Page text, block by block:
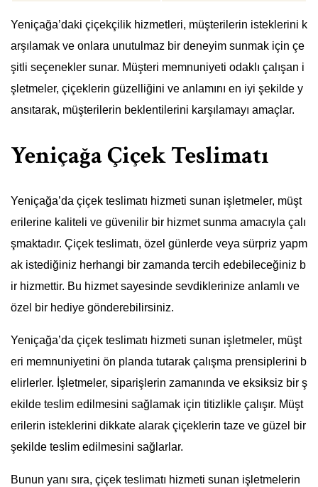
Yeniçağa’daki çiçekçilik hizmetleri, müşterilerin isteklerini k
arşılamak ve onlara unutulmaz bir deneyim sunmak için çe
şitli seçenekler sunar. Müşteri memnuniyeti odaklı çalışan i
şletmeler, çiçeklerin güzelliğini ve anlamını en iyi şekilde y
ansıtarak, müşterilerin beklentilerini karşılamayı amaçlar.
Yeniçağa Çiçek Teslimatı
Yeniçağa’da çiçek teslimatı hizmeti sunan işletmeler, müşt
erilerine kaliteli ve güvenilir bir hizmet sunma amacıyla çalı
şmaktadır. Çiçek teslimatı, özel günlerde veya sürpriz yapm
ak istediğiniz herhangi bir zamanda tercih edebileceğiniz b
ir hizmettir. Bu hizmet sayesinde sevdiklerinize anlamlı ve
özel bir hediye gönderebilirsiniz.
Yeniçağa’da çiçek teslimatı hizmeti sunan işletmeler, müşt
eri memnuniyetini ön planda tutarak çalışma prensiplerini b
elirlerler. İşletmeler, siparişlerin zamanında ve eksiksiz bir ş
ekilde teslim edilmesini sağlamak için titizlikle çalışır. Müşt
erilerin isteklerini dikkate alarak çiçeklerin taze ve güzel bir
şekilde teslim edilmesini sağlarlar.
Bunun yanı sıra, çiçek teslimatı hizmeti sunan işletmelerin